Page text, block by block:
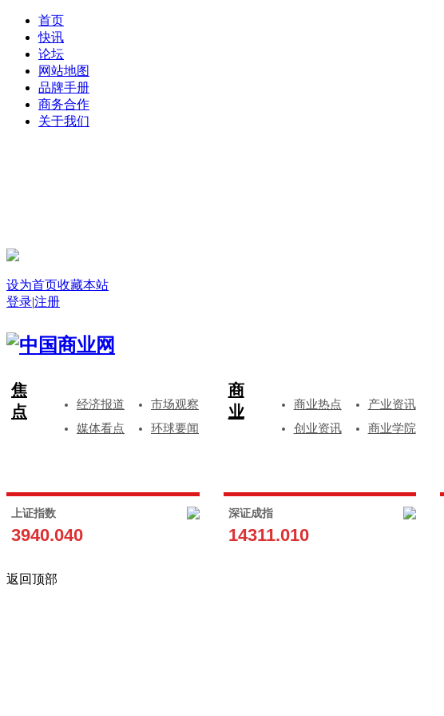
首页
快讯
论坛
网站地图
品牌手册
商务合作
关于我们
设为首页收藏本站
登录|注册
焦
点
经济报道
市场观察
媒体看点
环球要闻
商
业
商业热点
产业资讯
创业资讯
商业学院
上证指数
3940.040
深证成指
14311.010
返回顶部